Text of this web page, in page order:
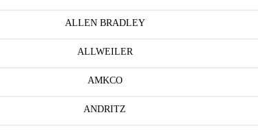
ALLEN BRADLEY
ALLWEILER
AMKCO
ANDRITZ